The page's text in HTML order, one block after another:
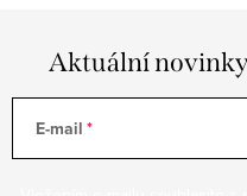
Aktuální novinky
E-mail